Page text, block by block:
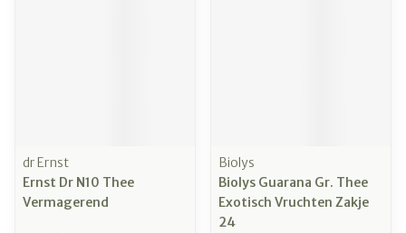
dr Ernst
Ernst Dr N10 Thee
Vermagerend
Biolys
Biolys Guarana Gr. Thee
Exotisch Vruchten Zakje
24